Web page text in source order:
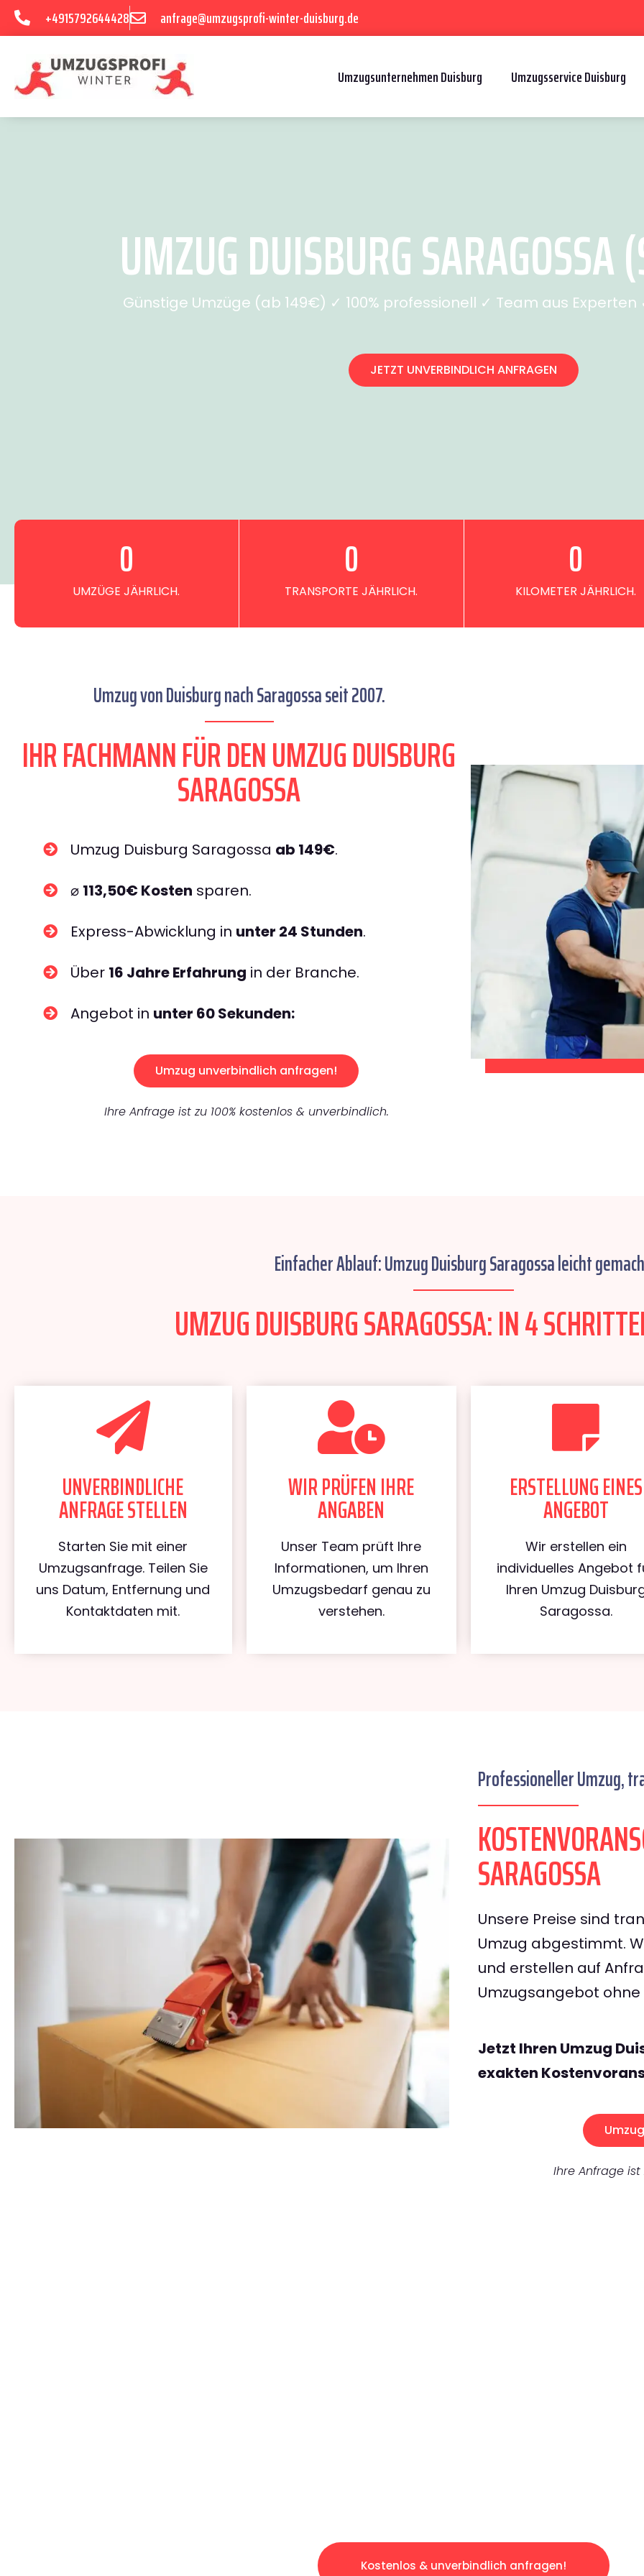
+4915792644428 anfrage@umzugsprofi-winter-duisburg.de
Umzugsunternehmen Duisburg Umzugsservice Duisburg
UMZUG DUISBURG
Günstige Umzüge (ab 149€) ✓ 100% professionell ✓ Team aus
JETZT UNVERBINDLICH ANFRAGEN
UMZÜGE JÄHRLICH.
0
TRANSPORTE JÄHRLICH.
0
KILOMETER JÄHRLICH.
0
Umzug von Duisburg nach Saragossa seit 2007.
IHR FACHMANN FÜR DEN UMZUG DUISBURG
SARAGOSSA
Umzug Duisburg Saragossa ab 149€.
⌀ 113,50€ Kosten sparen.
Express-Abwicklung in unter 24 Stunden.
Über 16 Jahre Erfahrung in der Branche.
Angebot in unter 60 Sekunden:
Umzug unverbindlich anfragen!
Ihre Anfrage ist zu 100% kostenlos & unverbindlich.
Einfacher Ablauf: Umzug Duisburg Saragossa leicht
UMZUG DUISBURG SARAGOSSA: IN 4
UNVERBINDLICHE
ANFRAGE STELLEN
Starten Sie mit einer
Umzugsanfrage. Teilen Sie
uns Datum, Entfernung und
Kontaktdaten mit.
WIR PRÜFEN IHRE
ANGABEN
Unser Team prüft Ihre
Informationen, um Ihren
Umzugsbedarf genau zu
verstehen.
ERSTELLUNG EINES
ANGEBOT
Wir erstellen ein
individuelles Angebot
Ihren Umzug
Saragossa.
Professioneller Umzug,
SARAGOSSA
Unsere Preise sind
Umzug abgestimmt.
und erstellen auf
Umzugsangebot
Jetzt Ihren Umzug
exakten
Ihre Anfrage ist
Kostenlos & unverbindlich anfragen!